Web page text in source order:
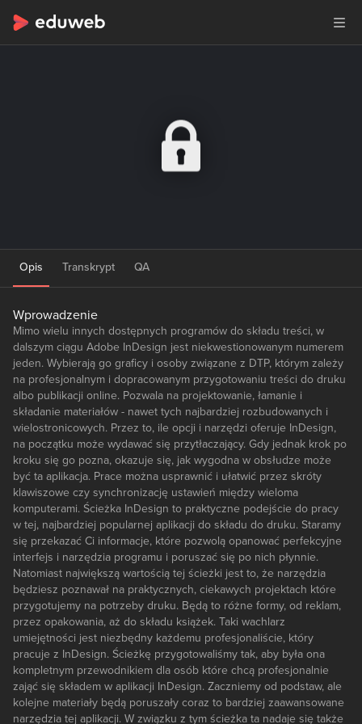
Opis Transkrypt QA
Wprowadzenie
Mimo wielu innych dostępnych programów do składu treści, w
dalszym ciągu Adobe InDesign jest niekwestionowanym numerem
jeden. Wybierają go graficy i osoby związane z DTP, którym zależy
na profesjonalnym i dopracowanym przygotowaniu treści do druku
albo publikacji online. Pozwala na projektowanie, łamanie i
składanie materiałów - nawet tych najbardziej rozbudowanych i
wielostronicowych. Przez to, ile opcji i narzędzi oferuje InDesign,
na początku może wydawać się przytłaczający. Gdy jednak krok po
kroku się go pozna, okazuje się, jak wygodna w obsłudze może
być ta aplikacja. Prace można usprawnić i ułatwić przez skróty
klawiszowe czy synchronizację ustawień między wieloma
komputerami. Ścieżka InDesign to praktyczne podejście do pracy
w tej, najbardziej popularnej aplikacji do składu do druku. Staramy
się przekazać Ci informacje, które pozwolą opanować perfekcyjne
interfejs i narzędzia programu i poruszać się po nich płynnie.
Natomiast największą wartością tej ścieżki jest to, że narzędzia
będziesz poznawał na praktycznych, ciekawych projektach które
przygotujemy na potrzeby druku. Będą to różne formy, od reklam,
przez opakowania, aż do składu książek. Taki wachlarz
umiejętności jest niezbędny każdemu profesjonaliście, który
pracuje z InDesign. Ścieżkę przygotowaliśmy tak, aby była ona
kompletnym przewodnikiem dla osób które chcą profesjonalnie
zająć się składem w aplikacji InDesign. Zaczniemy od podstaw, ale
kolejne materiały będą poruszały coraz to bardziej zaawansowane
narzędzia tej aplikacji. W związku z tym ścieżka ta nadaje się także